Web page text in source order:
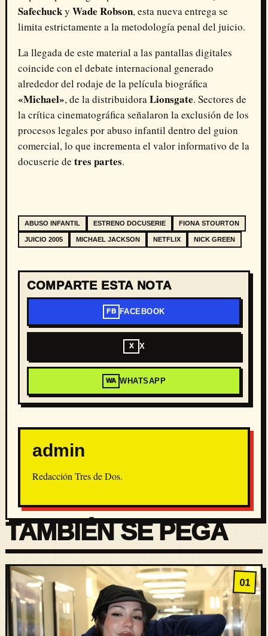
Safechucky Wade Robson, esta nueva entrega se
limita estrictamente a la metodología penal del juicio.
La llegada de este material a las pantallas digitales
coincide con el debate internacional generado
alrededor del rodaje de la película biográfica
«Michael», de la distribuidora Lionsgate. Sectores de
la crítica cinematográfica señalaron la exclusión de los
procesos legales por abuso infantil dentro del guion
comercial, lo que incrementa el valor informativo de la
docuserie de tres partes.
ABUSO INFANTIL ESTRENO DOCUSERIE FIONA STOURTON
JUICIO 2005 MICHAEL JACKSON NETFLIX NICK GREEN
COMPARTE ESTA NOTA
FB FACEBOOK
X X
WA WHATSAPP
admin
Redacción Tres de Dos.
TAMBIÉN SE PEGA
01